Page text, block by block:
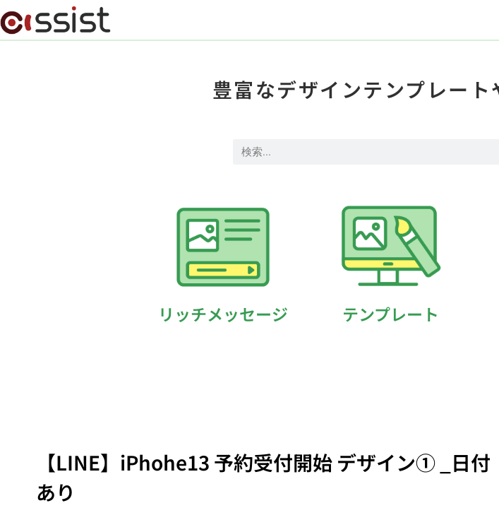
豊富なデザインテンプレート
リッチメッセージ テンプレート
【LINE】iPhohe13 予約受付開始 デザイン① _日付
あり